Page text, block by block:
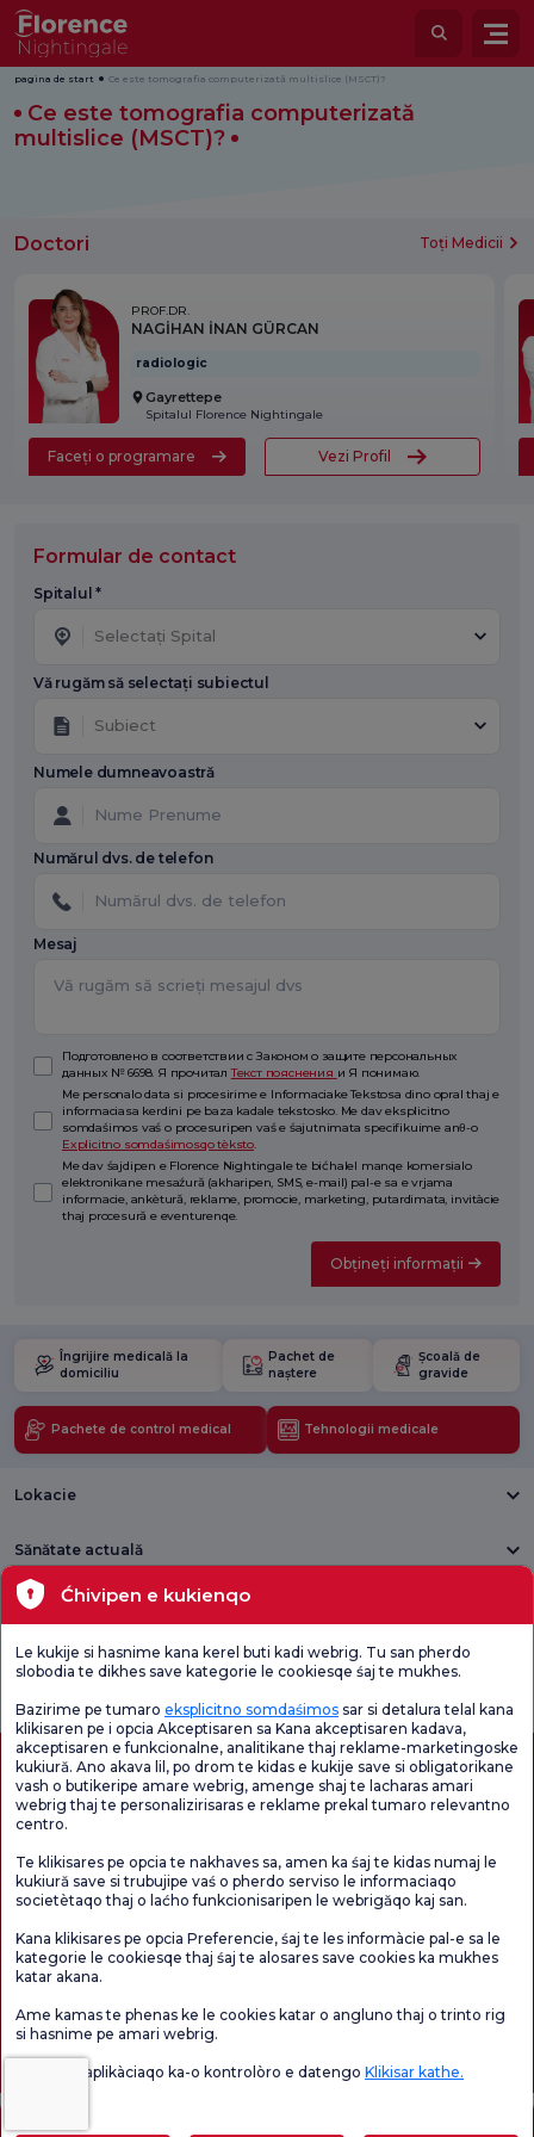
pagina de start Ce este tomografia computerizată multislice (MSCT)?
Ce este tomografia computerizată
multislice (MSCT)?
Doctori Toți Medicii
PROF.DR.
NAGİHAN İNAN GÜRCAN
radiologic
Gayrettepe
Spitalul Florence Nightingale
Faceți o programare Vezi Profil
Formular de contact
Spitalul *
Selectați Spital
Vă rugăm să selectați subiectul
Subiect
Numele dumneavoastră
Numărul dvs. de telefon
Mesaj
Подготовлено в соответствии с Законом о защите персональных
данных № 6698. Я прочиталТекст пояснения и Я понимаю.
Me personalo data si procesirime e Informaciake Tekstosa dino opral thaj e
informaciasa kerdini pe baza kadale tekstosko. Me dav eksplicitno
somdaśimos vaś o procesuripen vaś e śajutnimata specifikuime anθ-o
Explicitno somdaśimosqo tèksto
Me dav śajdipen e Florence Nightingale te bićhalel manqe komersialo
elektronikane mesaźură (akharipen, SMS, e-mail) pal-e sa e vrjama
informacie, ankètură, reklame, promocie, marketing, putardimata, invitàcie
thaj procesură e eventurenqe.
Obțineți informații
Cuprins
Îngrijire medicală la
domiciliu
Pachet de
naștere
Școală de
gravide
Pachete de control medical Tehnologii medicale
Lokacie
Sănătate actuală
Unități medicale
Sondaj general
Verificați
Chestionarul de
Sondaj de
satisfacție
Conținutul paginii are doar scop informativ. Asigurați-vă că vă consultați medicul
pentru diagnostic și tratament.
Editor: Uğurcan Durmuş - 0 549 455 55 46. - Data actualizării: 09.08.2026
Ćhivipen e kukienqo
Le kukije si hasnime kana kerel buti kadi webrig. Tu san pherdo
slobodia te dikhes save kategorie le cookiesqe śaj te mukhes.
Bazirime pe tumaro eksplicitno somdaśimos sar si detalura telal kana
klikisaren pe i opcia Akceptisaren sa Kana akceptisaren kadava,
akceptisaren e funkcionalne, analitikane thaj reklame-marketingoske
kukiură. Ano akava lil, po drom te kidas e kukije save si obligatorikane
vash o butikeripe amare webrig, amenge shaj te lacharas amari
webrig thaj te personalizirisaras e reklame prekal tumaro relevantno
centro.
Te klikisares pe opcia te nakhaves sa, amen ka śaj te kidas numaj le
kukiură save si trubujipe vaś o pherdo serviso le informaciaqo
societètaqo thaj o laćho funkcionisaripen le webrigăqo kaj san.
Kana klikisares pe opcia Preferencie, śaj te les informàcie pal-e sa le
kategorie le cookiesqe thaj śaj te alosares save cookies ka mukhes
katar akana.
Ame kamas te phenas ke le cookies katar o angluno thaj o trinto rig
si hasnime pe amari webrig.
Vaś o lil e aplikàciaqo ka-o kontrolòro e datengo Klikisar kathe.